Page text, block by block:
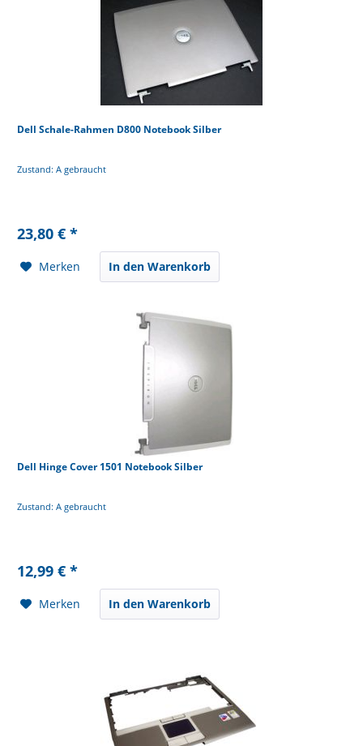
Dell Schale-Rahmen D800 Notebook Silber
Zustand: A gebraucht
23,80 € *
Merken In den Warenkorb
Dell Hinge Cover 1501 Notebook Silber
Zustand: A gebraucht
12,99 € *
Merken In den Warenkorb